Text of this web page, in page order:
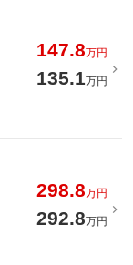
147.8万円
135.1万円
298.8万円
292.8万円